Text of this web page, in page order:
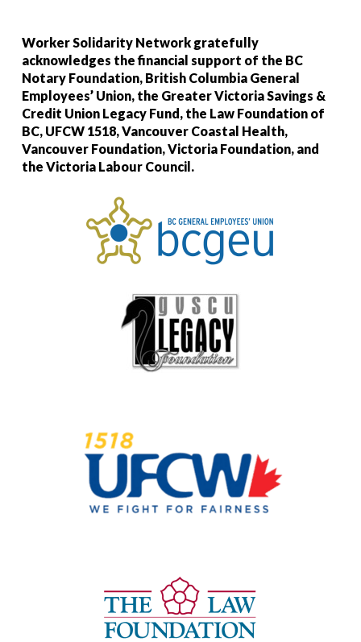
Worker Solidarity Network gratefully
acknowledges the financial support of the BC
Notary Foundation, British Columbia General
Employees’ Union, the Greater Victoria Savings &
Credit Union Legacy Fund, the Law Foundation of
BC, UFCW 1518, Vancouver Coastal Health,
Vancouver Foundation, Victoria Foundation, and
the Victoria Labour Council.